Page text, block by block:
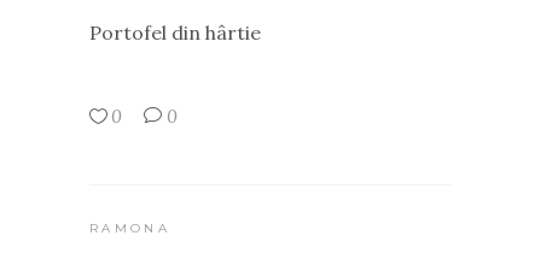
Portofel din hârtie
0 0
RAMONA